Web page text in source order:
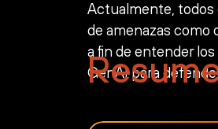
Actualmente, todos
de amenazas como
a fin de entender
GenAI para